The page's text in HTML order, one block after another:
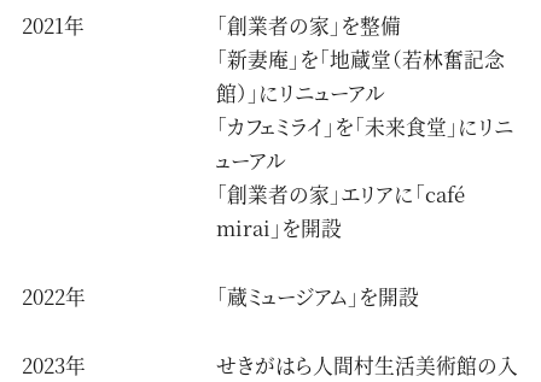
2021年
「創業者の家」を整備
「新妻庵」を「地蔵堂（若林奮記念
館）」にリニューアル
「カフェミライ」を「未来食堂」にリニ
ューアル
「創業者の家」エリアに「café
mirai」を開設
2022年 「蔵ミュージアム」を開設
2023年
せきがはら人間村生活美術館の入